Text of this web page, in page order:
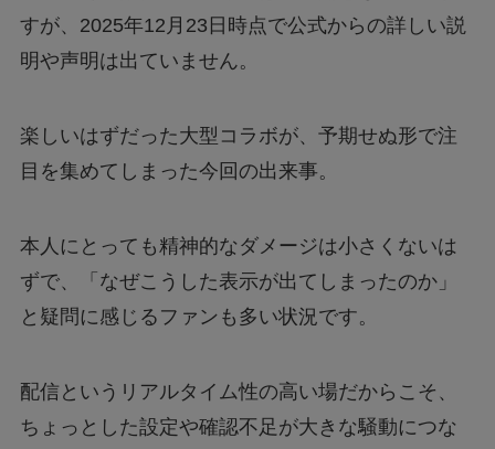
すが、2025年12月23日時点で公式からの詳しい説
明や声明は出ていません。
楽しいはずだった大型コラボが、予期せぬ形で注
目を集めてしまった今回の出来事。
本人にとっても精神的なダメージは小さくないは
ずで、「なぜこうした表示が出てしまったのか」
と疑問に感じるファンも多い状況です。
配信というリアルタイム性の高い場だからこそ、
ちょっとした設定や確認不足が大きな騒動につな